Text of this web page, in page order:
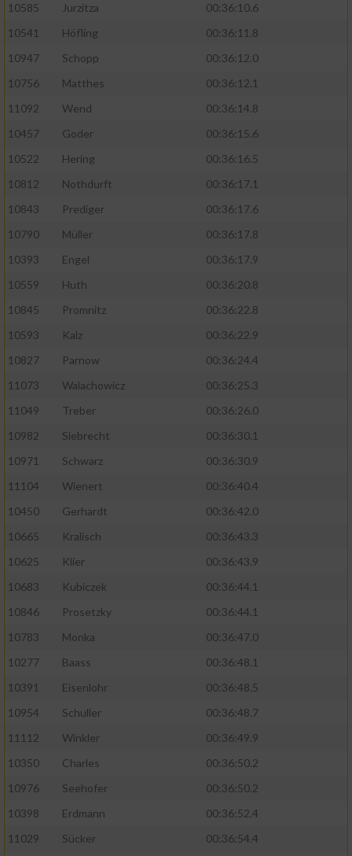
10585
Jurzitza
00:36:10.6
10541
Höfling
00:36:11.8
10947
Schopp
00:36:12.0
10756
Matthes
00:36:12.1
11092
Wend
00:36:14.8
10457
Goder
00:36:15.6
10522
Hering
00:36:16.5
10812
Nothdurft
00:36:17.1
10843
Prediger
00:36:17.6
10790
Müller
00:36:17.8
10393
Engel
00:36:17.9
10559
Huth
00:36:20.8
10845
Promnitz
00:36:22.8
10593
Kalz
00:36:22.9
10827
Parnow
00:36:24.4
11073
Walachowicz
00:36:25.3
11049
Treber
00:36:26.0
10982
Siebrecht
00:36:30.1
10971
Schwarz
00:36:30.9
11104
Wienert
00:36:40.4
10450
Gerhardt
00:36:42.0
10665
Kralisch
00:36:43.3
10625
Klier
00:36:43.9
10683
Kubiczek
00:36:44.1
10846
Prosetzky
00:36:44.1
10783
Monka
00:36:47.0
10277
Baass
00:36:48.1
10391
Eisenlohr
00:36:48.5
10954
Schuller
00:36:48.7
11112
Winkler
00:36:49.9
10350
Charles
00:36:50.2
10976
Seehofer
00:36:50.2
10398
Erdmann
00:36:52.4
11029
Sücker
00:36:54.4